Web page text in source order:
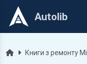
Autolib
ГоловнаКниги з ремонту